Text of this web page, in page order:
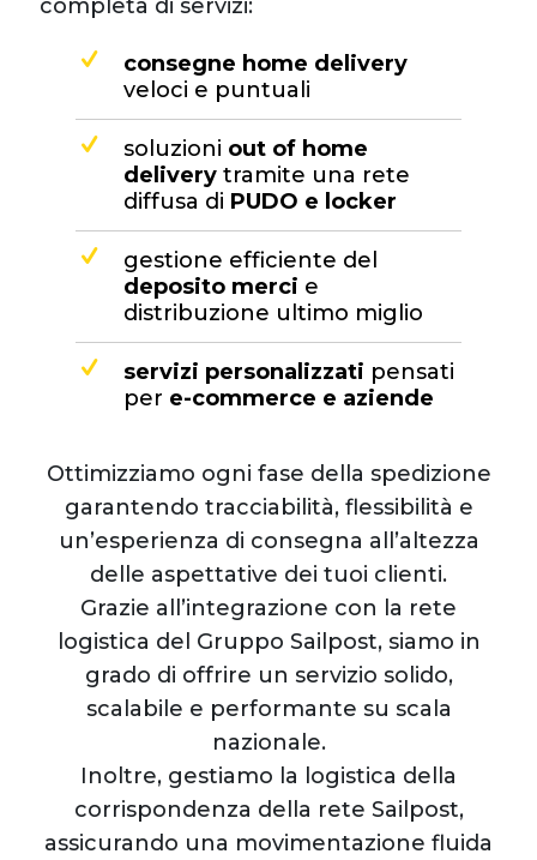
completa di servizi:
consegne home delivery
veloci e puntuali
soluzioni out of home
delivery tramite una rete
diffusa di PUDO e locker
gestione efficiente del
deposito merci e
distribuzione ultimo miglio
servizi personalizzati pensati
per e-commerce e aziende
Ottimizziamo ogni fase della spedizione
garantendo tracciabilità, flessibilità e
un’esperienza di consegna all’altezza
delle aspettative dei tuoi clienti.
Grazie all’integrazione con la rete
logistica del Gruppo Sailpost, siamo in
grado di offrire un servizio solido,
scalabile e performante su scala
nazionale.
Inoltre, gestiamo la logistica della
corrispondenza della rete Sailpost,
assicurando una movimentazione fluida